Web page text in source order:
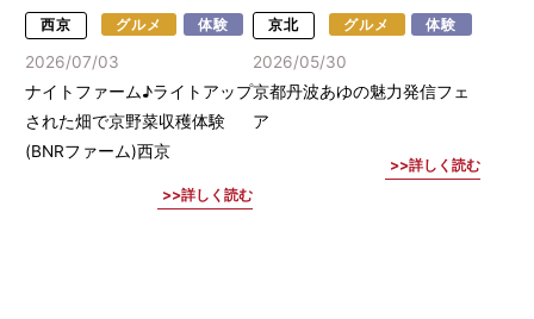
西京 グルメ 体験
2026/07/03
ナイトファーム♪ライトアップ
された畑で京野菜収穫体験
(BNRファーム)西京
詳しく読む
京北 グルメ 体験
2026/05/30
京都丹波あゆの魅力発信フェ
ア
詳しく読む